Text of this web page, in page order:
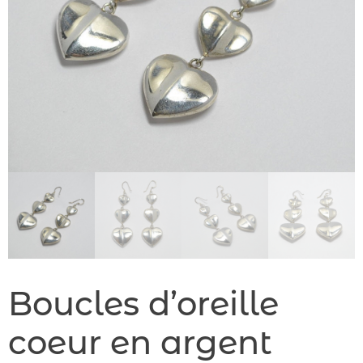
Boucles d’oreille
coeur en argent